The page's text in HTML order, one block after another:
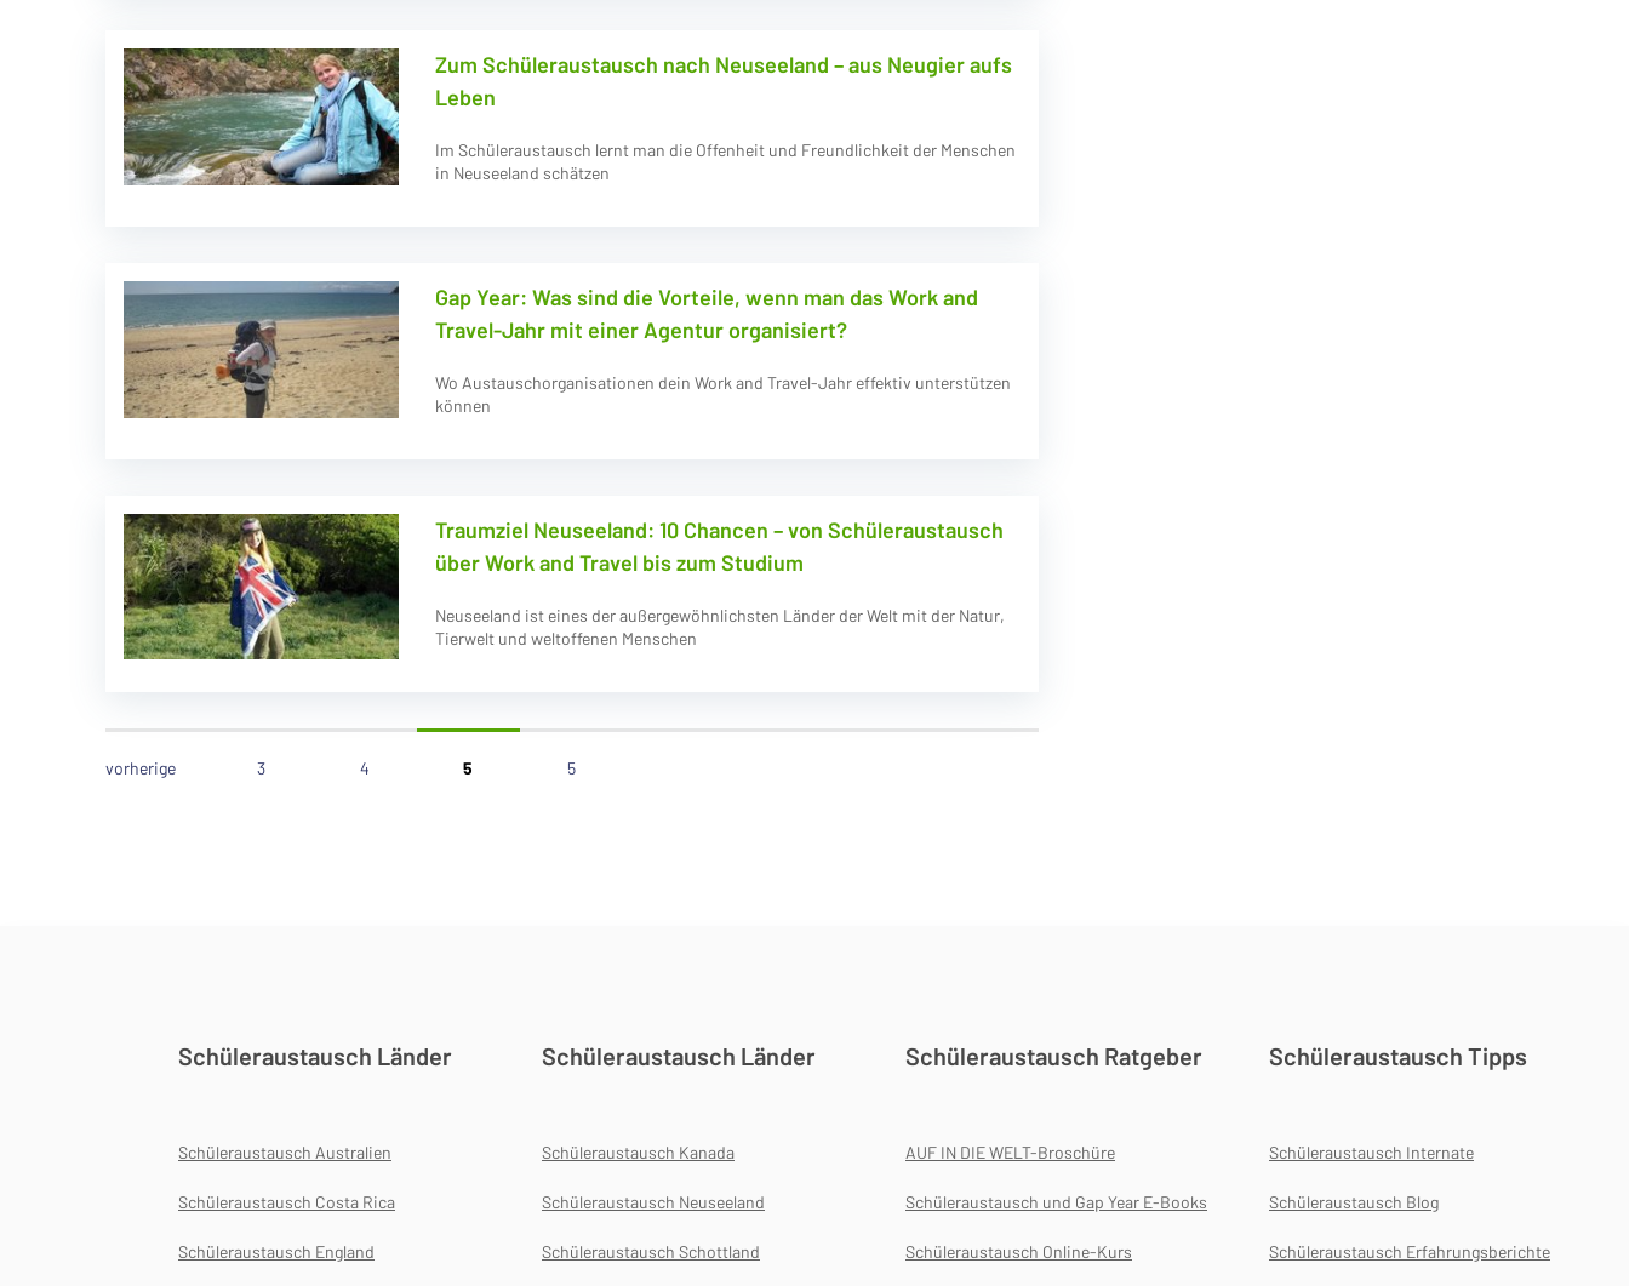
Zum Schüleraustausch nach Neuseeland – aus Neugier aufs
Leben
Im Schüleraustausch lernt man die Offenheit und Freundlichkeit der Menschen
in Neuseeland schätzen
Gap Year: Was sind die Vorteile, wenn man das Work and
Travel-Jahr mit einer Agentur organisiert?
Wo Austauschorganisationen dein Work and Travel-Jahr effektiv unterstützen
können
Traumziel Neuseeland: 10 Chancen – von Schüleraustausch
über Work and Travel bis zum Studium
Neuseeland ist eines der außergewöhnlichsten Länder der Welt mit der Natur,
Tierwelt und weltoffenen Menschen
vorherige 3 4 5 5
Schüleraustausch Länder
Schüleraustausch Australien
Schüleraustausch Costa Rica
Schüleraustausch England
Schüleraustausch Länder
Schüleraustausch Kanada
Schüleraustausch Neuseeland
Schüleraustausch Schottland
Schüleraustausch Ratgeber
AUF IN DIE WELT-Broschüre
Schüleraustausch und Gap Year E-Books
Schüleraustausch Online-Kurs
Schüleraustausch Tipps
Schüleraustausch Internate
Schüleraustausch Blog
Schüleraustausch Erfahrungsberichte